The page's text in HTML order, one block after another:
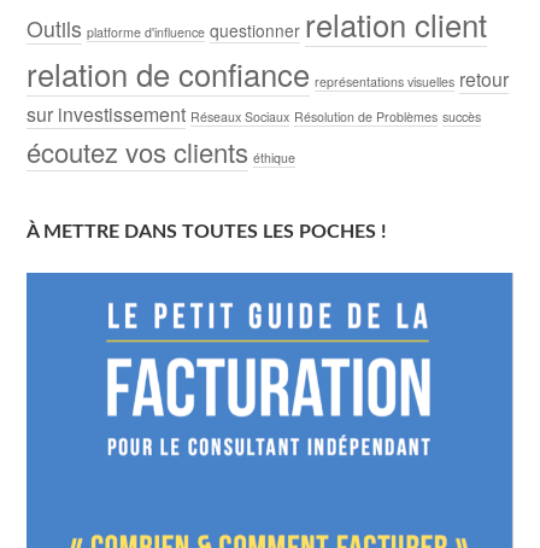
Outils platforme d'influence questionner relation client
relation de confiance représentations visuelles retour
sur investissement Réseaux Sociaux Résolution de Problèmes succès
écoutez vos clients éthique
À METTRE DANS TOUTES LES POCHES !